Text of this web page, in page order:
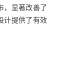
，显著改善了
计提供了有效